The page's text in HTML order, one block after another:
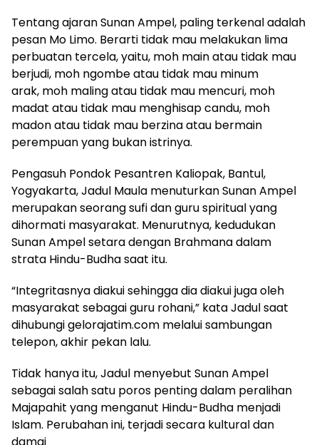
Tentang ajaran Sunan Ampel, paling terkenal adalah
pesan Mo Limo. Berarti tidak mau melakukan lima
perbuatan tercela, yaitu, moh main atau tidak mau
berjudi, moh ngombe atau tidak mau minum
arak, moh maling atau tidak mau mencuri, moh
madat atau tidak mau menghisap candu, moh
madon atau tidak mau berzina atau bermain
perempuan yang bukan istrinya.
Pengasuh Pondok Pesantren Kaliopak, Bantul,
Yogyakarta, Jadul Maula menuturkan Sunan Ampel
merupakan seorang sufi dan guru spiritual yang
dihormati masyarakat. Menurutnya, kedudukan
Sunan Ampel setara dengan Brahmana dalam
strata Hindu-Budha saat itu.
“Integritasnya diakui sehingga dia diakui juga oleh
masyarakat sebagai guru rohani,” kata Jadul saat
dihubungi gelorajatim.com melalui sambungan
telepon, akhir pekan lalu.
Tidak hanya itu, Jadul menyebut Sunan Ampel
sebagai salah satu poros penting dalam peralihan
Majapahit yang menganut Hindu-Budha menjadi
Islam. Perubahan ini, terjadi secara kultural dan
damai